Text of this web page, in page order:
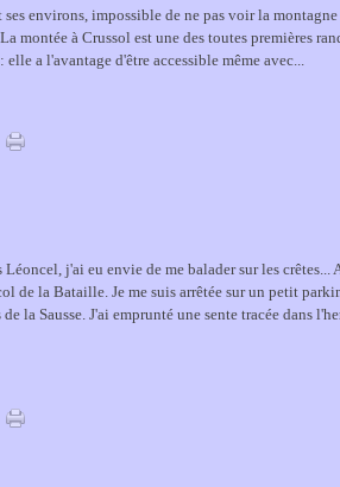
ses environs, impossible de ne pas voir la
montée à Crussol est une des toutes premières
elle a l'avantage d'être accessible même avec...
Léoncel, j'ai eu envie de me balader sur les
de la Bataille. Je me suis arrêtée sur un petit
de la Sausse. J'ai emprunté une sente tracée dans